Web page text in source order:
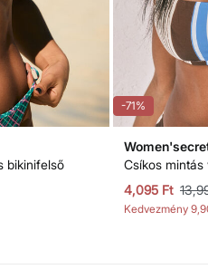
bikinifelső
-71%
Csíkos mintás
4,095 Ft
Kedvezmény